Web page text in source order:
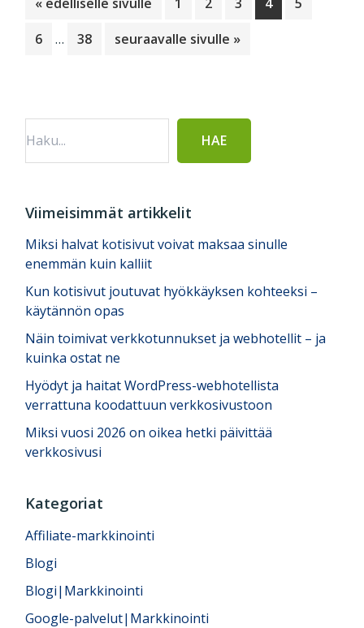
Sivu
6
Välisivut
… Sivu
38 Siirry
seuraavalle sivulle »
Viimeisimmät artikkelit
Miksi halvat kotisivut voivat maksaa sinulle
enemmän kuin kalliit
Kun kotisivut joutuvat hyökkäyksen kohteeksi –
käytännön opas
Näin toimivat verkkotunnukset ja webhotellit – ja
kuinka ostat ne
Hyödyt ja haitat WordPress-webhotellista
verrattuna koodattuun verkkosivustoon
Miksi vuosi 2026 on oikea hetki päivittää
verkkosivusi
Kategoriat
Affiliate-markkinointi
Blogi
Blogi|Markkinointi
Google-palvelut|Markkinointi